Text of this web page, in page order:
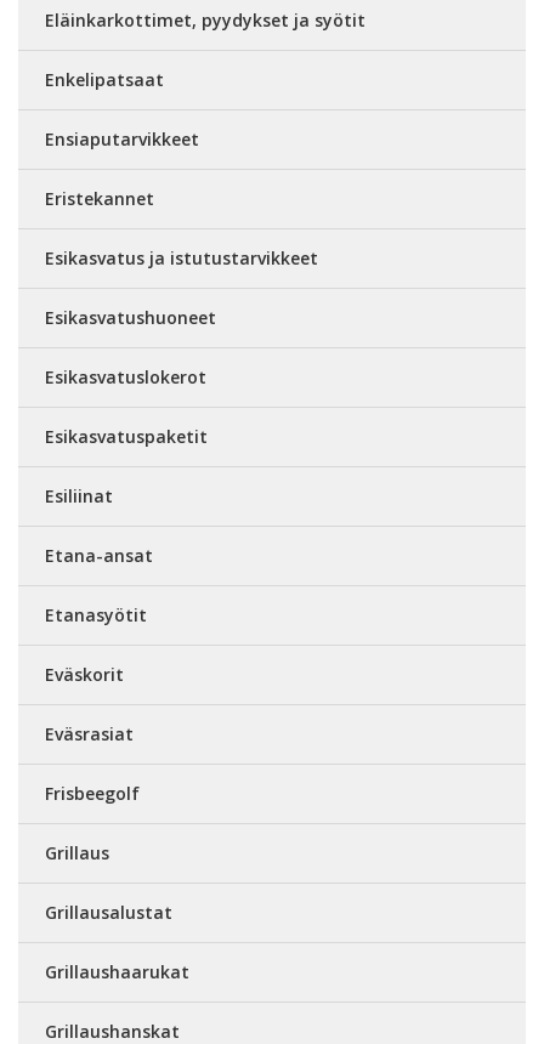
Eläinkarkottimet, pyydykset ja syötit
Enkelipatsaat
Ensiaputarvikkeet
Eristekannet
Esikasvatus ja istutustarvikkeet
Esikasvatushuoneet
Esikasvatuslokerot
Esikasvatuspaketit
Esiliinat
Etana-ansat
Etanasyötit
Eväskorit
Eväsrasiat
Frisbeegolf
Grillaus
Grillausalustat
Grillaushaarukat
Grillaushanskat